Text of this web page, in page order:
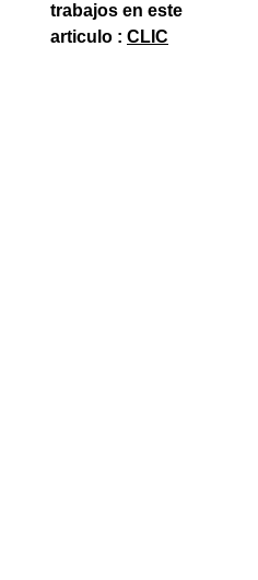
trabajos en este
articulo : CLIC